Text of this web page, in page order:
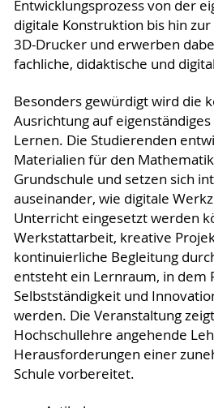
Entwicklungsprozess von der
digitale Konstruktion bis hin
3D-Drucker und erwerben
fachliche, didaktische und
Besonders gewürdigt wird die
Ausrichtung auf
Lernen. Die Studierenden
Materialien für den
Grundschule und setzen sich
auseinander, wie digitale
Unterricht eingesetzt werden
Werkstattarbeit, kreative
kontinuierliche Begleitung
entsteht ein Lernraum, in dem
Selbstständigkeit und
werden. Die Veranstaltung
Hochschullehre angehende
Herausforderungen einer
Schule vorbereitet.